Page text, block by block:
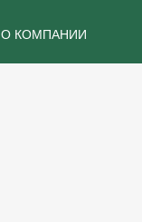
О КОМПАНИИ